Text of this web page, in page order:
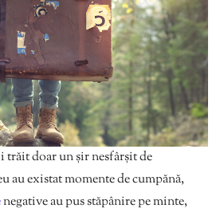
trăit doar un șir nesfârșit de
au existat momente de cumpănă,
negative au pus stăpânire pe minte,